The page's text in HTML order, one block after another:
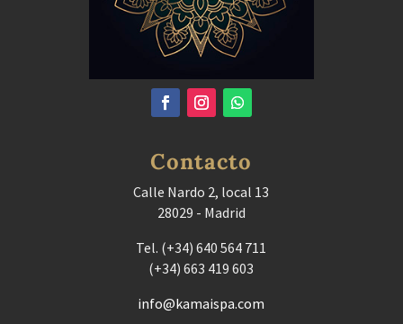
Contacto
Calle Nardo 2, local 13
28029 - Madrid
Tel. (+34) 640 564 711
(+34) 663 419 603
info@kamaispa.com